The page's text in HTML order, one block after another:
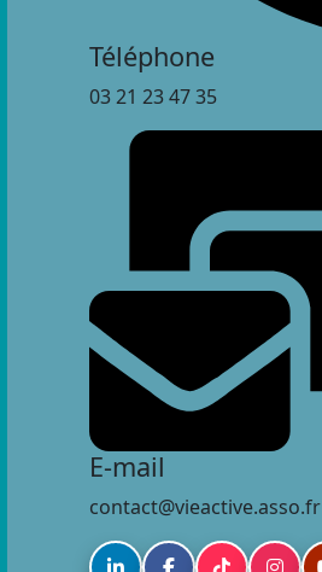
Téléphone
03 21 23 47 35
E-mail
contact@vieactive.asso.fr